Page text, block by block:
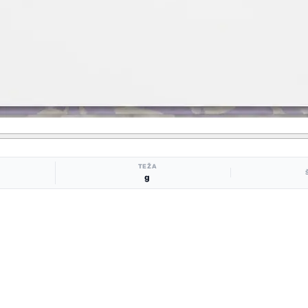
TEŽA
g